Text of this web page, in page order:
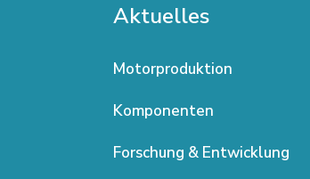
Aktuelles
Motorproduktion
Komponenten
Forschung & Entwicklung